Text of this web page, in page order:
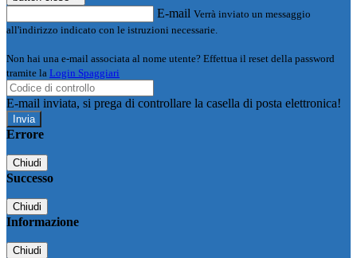
E-mail Verrà inviato un messaggio
all'indirizzo indicato con le istruzioni necessarie.
Non hai una e-mail associata al nome utente? Effettua il reset della password
tramite la Login Spaggiari
E-mail inviata, si prega di controllare la casella di posta elettronica!
Errore
Chiudi
Successo
Chiudi
Informazione
Chiudi